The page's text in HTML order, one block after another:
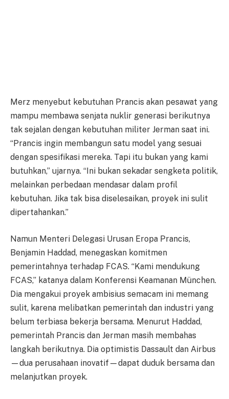
Merz menyebut kebutuhan Prancis akan pesawat yang
mampu membawa senjata nuklir generasi berikutnya
tak sejalan dengan kebutuhan militer Jerman saat ini.
“Prancis ingin membangun satu model yang sesuai
dengan spesifikasi mereka. Tapi itu bukan yang kami
butuhkan,” ujarnya. “Ini bukan sekadar sengketa politik,
melainkan perbedaan mendasar dalam profil
kebutuhan. Jika tak bisa diselesaikan, proyek ini sulit
dipertahankan.”
Namun Menteri Delegasi Urusan Eropa Prancis,
Benjamin Haddad, menegaskan komitmen
pemerintahnya terhadap FCAS. “Kami mendukung
FCAS,” katanya dalam Konferensi Keamanan München.
Dia mengakui proyek ambisius semacam ini memang
sulit, karena melibatkan pemerintah dan industri yang
belum terbiasa bekerja bersama. Menurut Haddad,
pemerintah Prancis dan Jerman masih membahas
langkah berikutnya. Dia optimistis Dassault dan Airbus
—dua perusahaan inovatif—dapat duduk bersama dan
melanjutkan proyek.